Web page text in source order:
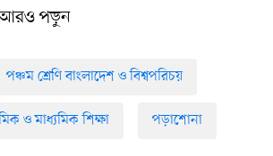
পড়ুন
পঞ্চম শ্রেণি বাংলাদেশ ও বিশ্বপরিচয়
ও মাধ্যমিক শিক্ষা পড়াশোনা